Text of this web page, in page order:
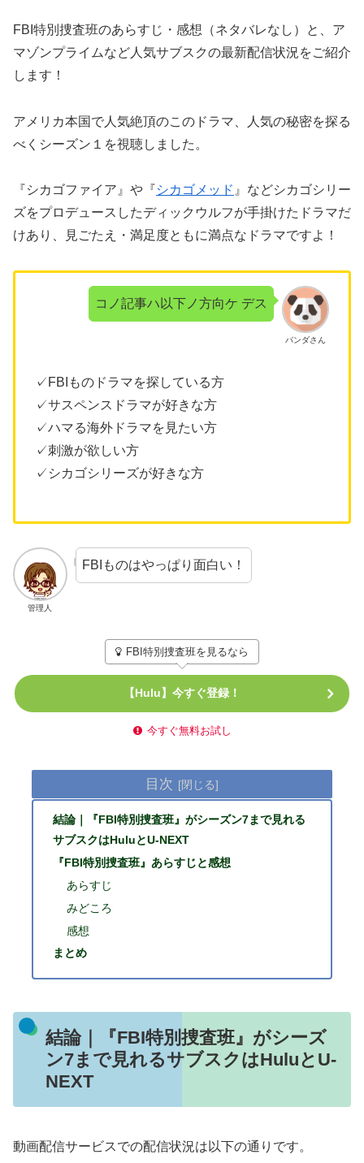
FBI特別捜査班のあらすじ・感想（ネタバレなし）と、ア
マゾンプライムなど人気サブスクの最新配信状況をご紹介
します！
アメリカ本国で人気絶頂のこのドラマ、人気の秘密を探る
べくシーズン１を視聴しました。
『シカゴファイア』や『 シカゴメッド 』などシカゴシリー
ズをプロデュースしたディックウルフが手掛けたドラマだ
けあり、見ごたえ・満足度ともに満点なドラマですよ！
パンダさん
コノ記事ハ以下ノ方向ケ デス
✓FBIものドラマを探している方
✓サスペンスドラマが好きな方
✓ハマる海外ドラマを見たい方
✓刺激が欲しい方
✓シカゴシリーズが好きな方
管理人
FBIものはやっぱり面白い！
FBI特別捜査班を見るなら
【Hulu】今すぐ登録！
今すぐ無料お試し
目次
結論｜『FBI特別捜査班』がシーズン7まで見れる
サブスクはHuluとU-NEXT
『FBI特別捜査班』あらすじと感想
あらすじ
みどころ
感想
まとめ
結論｜『FBI特別捜査班』がシーズ
ン7まで見れるサブスクはHuluとU-
NEXT
動画配信サービスでの配信状況は以下の通りです。